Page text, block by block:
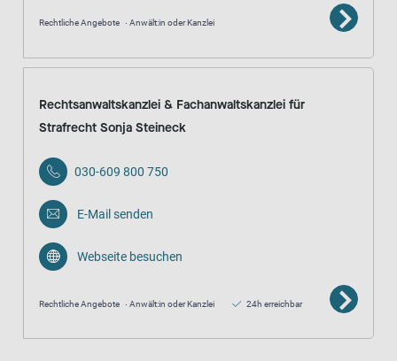
Rechtliche Angebote Anwält:in oder Kanzlei
Rechtsanwaltskanzlei & Fachanwaltskanzlei für
Strafrecht Sonja Steineck
030-609 800 750
E-Mail senden
Webseite besuchen
Rechtliche Angebote Anwält:in oder Kanzlei 24h erreichbar